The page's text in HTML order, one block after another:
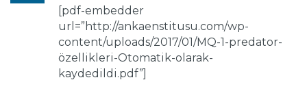
[pdf-embedder
url=”http://ankaenstitusu.com/wp-
content/uploads/2017/01/MQ-1-predator-
özellikleri-Otomatik-olarak-
kaydedildi.pdf”]